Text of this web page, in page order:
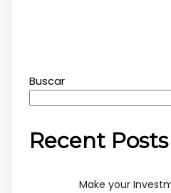
Buscar
Recent Posts
Make your